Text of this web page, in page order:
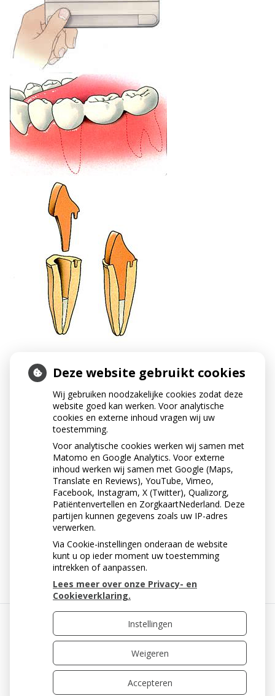
« Terug naar het overzicht
Uw Zorg Online|Beheer
Privacy verklaring Cookie-instellingen Voorwaarden
Deze website gebruikt cookies
Wij gebruiken noodzakelijke cookies zodat deze
website goed kan werken. Voor analytische
cookies en externe inhoud vragen wij uw
toestemming.
Voor analytische cookies werken wij samen met
Matomo en Google Analytics. Voor externe
inhoud werken wij samen met Google (Maps,
Translate en Reviews), YouTube, Vimeo,
Facebook, Instagram, X (Twitter), Qualizorg,
Patiëntenvertellen en ZorgkaartNederland. Deze
partijen kunnen gegevens zoals uw IP-adres
verwerken.
Via Cookie-instellingen onderaan de website
kunt u op ieder moment uw toestemming
intrekken of aanpassen.
Lees meer over onze Privacy- en
Cookieverklaring.
Instellingen
Weigeren
Accepteren